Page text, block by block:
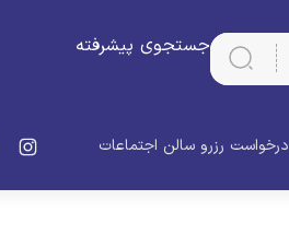
جستجوی پیشرفته
درخواست رزرو سالن اجتماعات